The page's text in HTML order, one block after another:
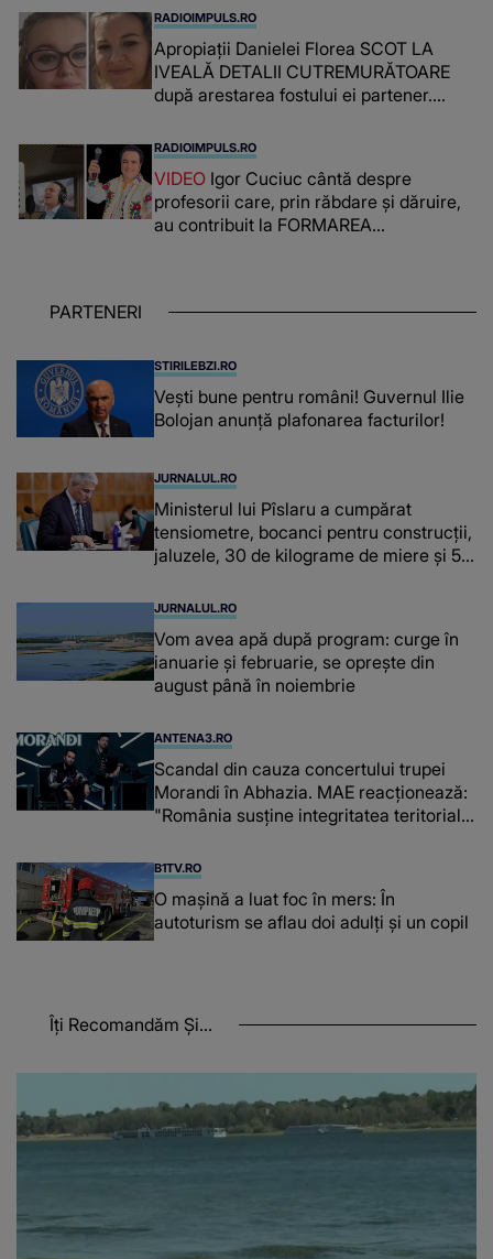
RADIOIMPULS.RO
Apropiații Danielei Florea SCOT LA
IVEALĂ DETALII CUTREMURĂTOARE
după arestarea fostului ei partener.
românca ucisă în Italia și ascunsă în
lada unui pat: " Îmi pare rău că nu am
reușit să fac mai mult pentru ea și..."
RADIOIMPULS.RO
VIDEO Igor Cuciuc cântă despre
profesorii care, prin răbdare și dăruire,
au contribuit la FORMAREA
chiar și după trecerea anilor: "De
PARTENERI
STIRILEBZI.RO
Vești bune pentru români! Guvernul Ilie
Bolojan anunță plafonarea facturilor!
JURNALUL.RO
Ministerul lui Pîslaru a cumpărat
tensiometre, bocanci pentru construcții,
jaluzele, 30 de kilograme de miere și 50
JURNALUL.RO
Vom avea apă după program: curge în
ianuarie și februarie, se oprește din
august până în noiembrie
ANTENA3.RO
Scandal din cauza concertului trupei
Morandi în Abhazia. MAE reacționează:
"România susține integritatea teritorială
B1TV.RO
O maşină a luat foc în mers: În
autoturism se aflau doi adulți și un copil
Îți Recomandăm Și...